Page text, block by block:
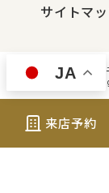
サイトマ
セン
来店予約
JA